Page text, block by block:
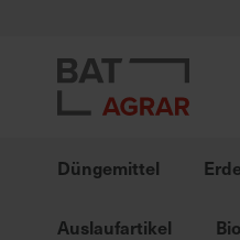
springen
Düngemittel
Auslaufartikel